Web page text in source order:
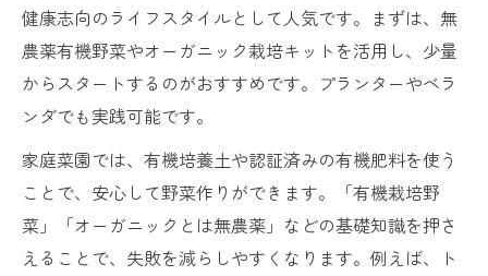
健康志向のライフスタイルとして人気です。まずは、無
農薬有機野菜やオーガニック栽培キットを活用し、少量
からスタートするのがおすすめです。プランターやベラ
ンダでも実践可能です。
家庭菜園では、有機培養土や認証済みの有機肥料を使う
ことで、安心して野菜作りができます。「有機栽培野
菜」「オーガニックとは無農薬」などの基礎知識を押さ
えることで、失敗を減らしやすくなります。例えば、ト